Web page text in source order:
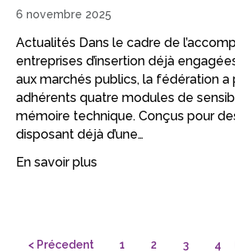
6 novembre 2025
Actualités Dans le cadre de
entreprises d’insertion déjà
aux marchés publics, la fédération a
adhérents quatre modules de
mémoire technique. Conçus pour
disposant déjà d’une…
En savoir plus
< Précedent 1 2 3 4